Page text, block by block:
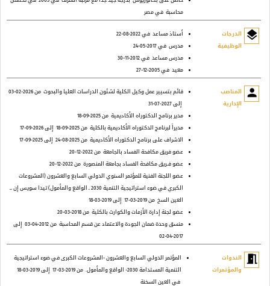
محاسبة في مصر
layers
الدرجات
الوظيفية
أستاذ مساعد في 2022-08-22
مدرس في 2017-05-24
مدرس مساعد في 2012-11-30
معيد في 2005-12-27
person
المناصب
الإدارية
قائم بتسيير عمل وكيل الكلية لشئون الدراسات العليا والبحوث من 2026-02-03
إلى 2027-07-31
مدير برنامج الدكتوراه الأكاديمية من 2025-09-18
مديراً لبرنامج الدكتوراه الأكاديمية بالكلية من 2025-09-18
إلى 2026-09-17
الاشراف على برنامج الدكتوراه الأكاديمية من 2025-08-24
إلى 2025-09-17
عضو فريق مكافحة الفساد بالجامعة من 2022-12-20
عضو فـريق مكافحة الفساد بجامعة المنصورة من 2022-12-20
عضو اللجنة الفنية للمؤتمر السنوي الدولي السابع والعشرون (المشروعات
الكبري في ضوء استراتيجية التنمية 2030 ـ الواقع والمأمول) تيدا سويس إن ــ
العين السخ من 2019-03-17
إلى 2019-03-18
عضو لجنة إدارة الأزمات والكوارث بالكلية من 2018-03-20
منسق وحدة ضمان الجودة والاعتماد عن قسم المحاسبة من 2012-04-03
إلى
2017-04-02
meeting_room
الندوات
والمؤتمرات
المؤتمر الدولي السابع والعشرون -المشروعات الكبرى في ضوء استراتيجية
التنمية المستدامة 2030- الواقع والمأمول.
من 2019-03-17
إلى 2019-03-18
في العين السخنة